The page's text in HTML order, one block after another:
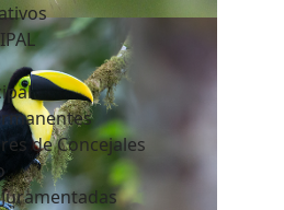
de Concejales